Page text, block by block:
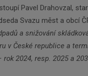
Pavel Drahovzal,
Svazu měst a obcí
a snižování
v České republice a
2024, resp. 2025 a